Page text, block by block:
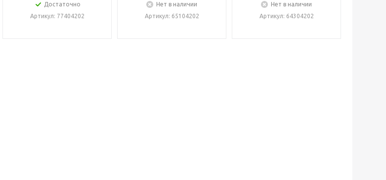
Достаточно
Артикул: 77404202
Нет в наличии
Артикул: 65104202
Нет в наличии
Артикул: 64304202